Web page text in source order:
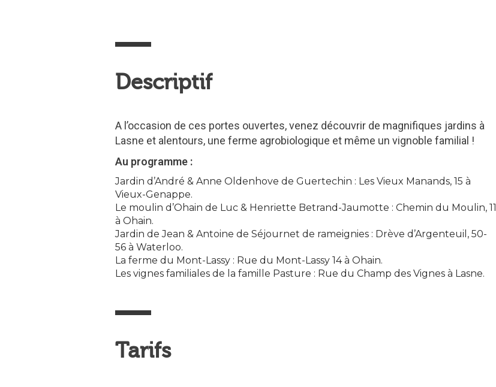
Descriptif
A l’occasion de ces portes ouvertes, venez découvrir de magnifiques jardins à
Lasne et alentours, une ferme agrobiologique et même un vignoble familial !
Au programme :
Jardin d’André & Anne Oldenhove de Guertechin : Les Vieux Manands, 15 à
Vieux-Genappe.
Le moulin d’Ohain de Luc & Henriette Betrand-Jaumotte : Chemin du Moulin, 11
à Ohain.
Jardin de Jean & Antoine de Séjournet de rameignies : Drève d’Argenteuil, 50-
56 à Waterloo.
La ferme du Mont-Lassy : Rue du Mont-Lassy 14 à Ohain.
Les vignes familiales de la famille Pasture : Rue du Champ des Vignes à Lasne.
Tarifs